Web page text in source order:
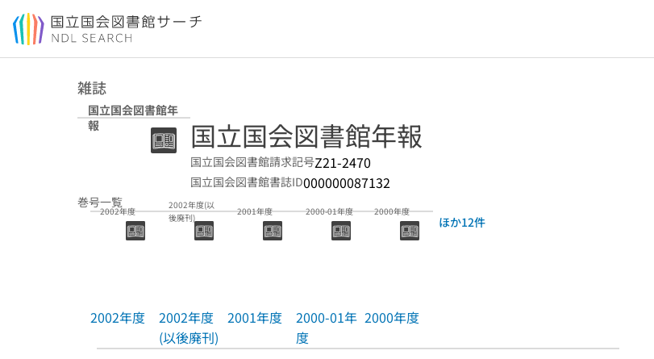
本文へ移動
雑誌
国立国会図書館年
報
国立国会図書館年報
国立国会図書館請求記号Z21-2470
国立国会図書館書誌ID000000087132
巻号一覧
2002年度
2002年度
2002年度(以
後廃刊)
2002年度
(以後廃刊)
2001年度
2001年度
2000-01年度
2000-01年
度
2000年度
2000年度
ほか12件